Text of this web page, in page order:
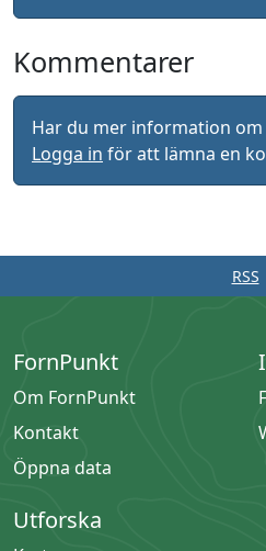
Kommentarer
Har du mer information
Logga in för att lämna en
RSS
FornPunkt
Om FornPunkt
Kontakt
Öppna data
Utforska